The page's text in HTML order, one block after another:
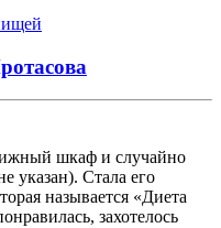
шкаф и случайно
указан). Стала его
называется «Диета
захотелось